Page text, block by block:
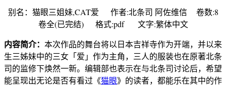
别名：猫眼三姐妹,CAT爱 作者:北条司 阿佐维信 卷数:8
卷全(已完结) 格式:pdf 文字:繁体中文
内容简介： 本次作品的舞台将以日本吉祥寺作为开端，并以来
生三姊妹中的三女「爱」作为主角，三人的服装也在原著北条
司的监修下焕然一新。编辑部也表示在与北条司讨论后，希望
能呈现出无论是否有看过《猫眼》的读者，都能乐在其中的作